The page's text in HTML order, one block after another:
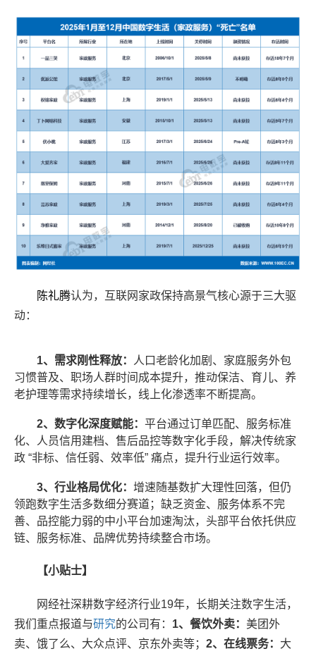
陈礼腾认为，互联网家政保持高景气核心源于三大驱
动：
1、需求刚性释放：
人口老龄化加剧、家庭服务外包
习惯普及、职场人群时间成本提升，推动保洁、育儿、养
老护理等需求持续增长，线上化渗透率不断提高。
2、数字化深度赋能： 平台通过订单匹配、服务标准
化、人员信用建档、售后品控等数字化手段，解决传统家
政 “非标、信任弱、效率低” 痛点，提升行业运行效率。
3、行业格局优化： 增速随基数扩大理性回落，但仍
领跑数字生活多数细分赛道；缺乏资金、服务体系不完
善、品控能力弱的中小平台加速淘汰，头部平台依托供应
链、服务标准、品牌优势持续整合市场。
【小贴士】
网经社深耕数字经济行业19年，长期关注数字生活，
我们重点报道与研究的公司有： 1、餐饮外卖： 美团外
卖、饿了么、大众点评、京东外卖等； 2、在线票务： 大